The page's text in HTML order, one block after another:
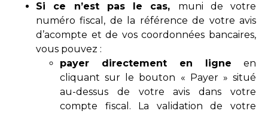
Si ce n’est pas le cas, muni de votre
numéro fiscal, de la référence de votre avis
d’acompte et de vos coordonnées bancaires,
vous pouvez :
payer directement en ligne en
cliquant sur le bouton « Payer » situé
au-dessus de votre avis dans votre
compte fiscal. La validation de votre